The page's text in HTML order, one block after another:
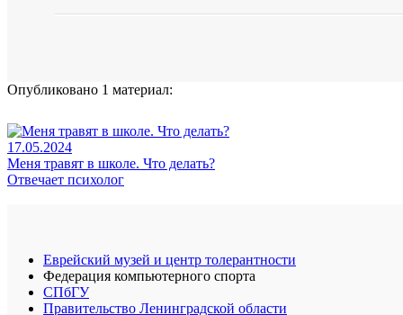
Опубликовано 1 материал:
17.05.2024
Меня травят в школе. Что делать?
Отвечает психолог
Еврейский музей и центр толерантности
Федерация компьютерного спорта
СПбГУ
Правительство Ленинградской области